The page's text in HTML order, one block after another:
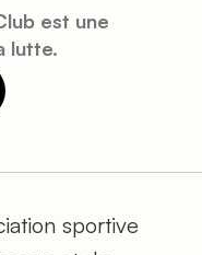
est une
lutte.
sportive